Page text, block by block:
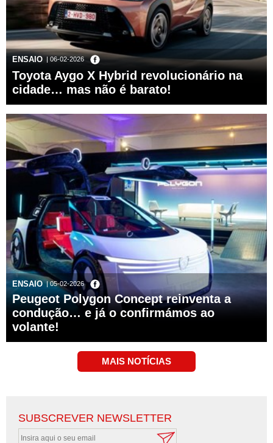
ENSAIO | 06-02-2026
Toyota Aygo X Hybrid revolucionário na
cidade… mas não é barato!
ENSAIO | 05-02-2026
Peugeot Polygon Concept reinventa a
condução… e já o confirmámos ao
volante!
SUBSCREVER NEWSLETTER